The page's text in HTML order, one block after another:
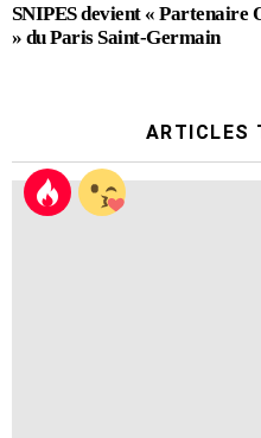
SNIPES devient «
» du Paris Saint-Germain
ARTICLES